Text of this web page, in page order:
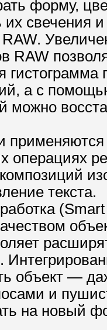
форму,
их свечения
RAW
а с
можно
операциях
текста.
объект —
и
на новый